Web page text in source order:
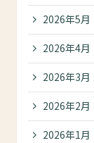
2026年5月
2026年4月
2026年3月
2026年2月
2026年1月